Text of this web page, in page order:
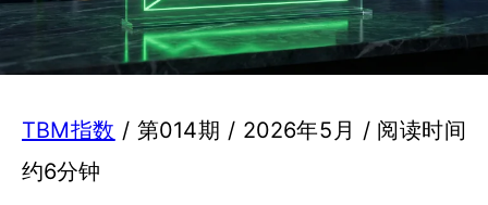
TBM指数 / 第014期 / 2026年5月 / 阅读时间
约6分钟